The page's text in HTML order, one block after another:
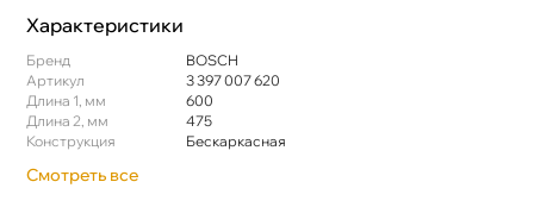
Характеристики
Бренд
BOSCH
Артикул
3 397 007 620
Длина 1, мм
600
Длина 2, мм
475
Конструкция
Бескаркасная
Смотреть все